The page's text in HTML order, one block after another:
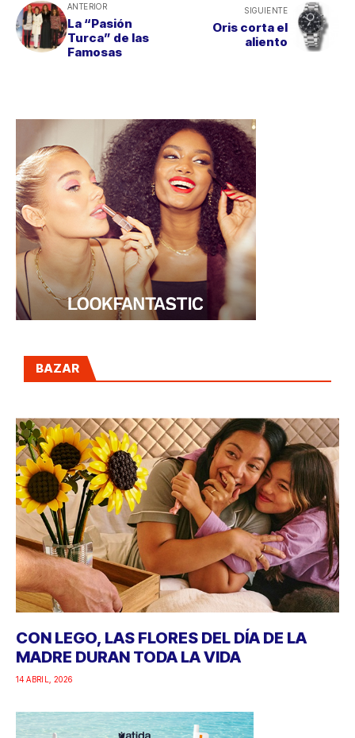
ANTERIOR
La “Pasión
Turca” de las
Famosas
SIGUIENTE
Oris corta el
aliento
BAZAR
CON LEGO, LAS FLORES DEL DÍA DE LA
MADRE DURAN TODA LA VIDA
14 ABRIL, 2026